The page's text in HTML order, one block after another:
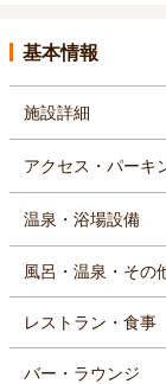
基本情報
施設詳細
アクセス・パーキ
温泉・浴場設備
風呂・温泉・その
レストラン・食事
バー・ラウンジ